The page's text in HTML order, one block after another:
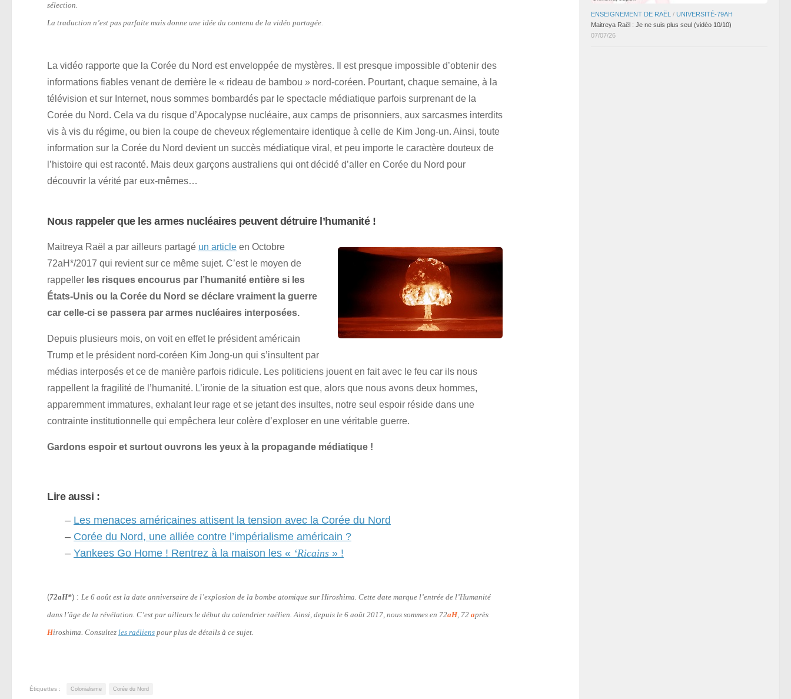
sélection.
La traduction n’est pas parfaite mais donne une idée du contenu de la vidéo partagée.
La vidéo rapporte que la Corée du Nord est enveloppée de mystères. Il est presque impossible d’obtenir des
informations fiables venant de derrière le « rideau de bambou » nord-coréen. Pourtant, chaque semaine, à la
télévision et sur Internet, nous sommes bombardés par le spectacle médiatique parfois surprenant de la
Corée du Nord. Cela va du risque d’Apocalypse nucléaire, aux camps de prisonniers, aux sarcasmes interdits
vis à vis du régime, ou bien la coupe de cheveux réglementaire identique à celle de Kim Jong-un. Ainsi, toute
information sur la Corée du Nord devient un succès médiatique viral, et peu importe le caractère douteux de
l’histoire qui est raconté. Mais deux garçons australiens qui ont décidé d’aller en Corée du Nord pour
découvrir la vérité par eux-mêmes…
Nous rappeler que les armes nucléaires peuvent détruire l’humanité !
Maitreya Raël a par ailleurs partagé un article en Octobre
72aH*/2017 qui revient sur ce même sujet. C’est le moyen de
rappeller les risques encourus par l’humanité entière si les
États-Unis ou la Corée du Nord se déclare vraiment la guerre
car celle-ci se passera par armes nucléaires interposées.
Depuis plusieurs mois, on voit en effet le président américain
Trump et le président nord-coréen Kim Jong-un qui s’insultent par
médias interposés et ce de manière parfois ridicule. Les politiciens jouent en fait avec le feu car ils nous
rappellent la fragilité de l’humanité. L’ironie de la situation est que, alors que nous avons deux hommes,
apparemment immatures, exhalant leur rage et se jetant des insultes, notre seul espoir réside dans une
contrainte institutionnelle qui empêchera leur colère d’exploser en une véritable guerre.
Gardons espoir et surtout ouvrons les yeux à la propagande médiatique !
Lire aussi :
– Les menaces américaines attisent la tension avec la Corée du Nord
– Corée du Nord, une alliée contre l’impérialisme américain ?
– Yankees Go Home ! Rentrez à la maison les « ‘Ricains » !
(72aH*) : Le 6 août est la date anniversaire de l’explosion de la bombe atomique sur Hiroshima. Cette date marque l’entrée de l’Humanité
dans l’âge de la révélation. C’est par ailleurs le début du calendrier raélien. Ainsi, depuis le 6 août 2017, nous sommes en 72aH, 72 après
Hiroshima. Consultez les raéliens pour plus de détails à ce sujet.
Étiquettes : Colonialisme Corée du Nord
ENSEIGNEMENT DE RAËL / UNIVERSITÉ-79AH
Maitreya Raël : Je ne suis plus seul (vidéo 10/10)
07/07/26